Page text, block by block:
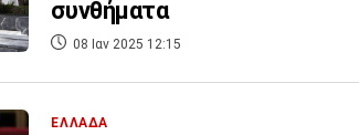
συνθήματα
08 Ιαν 2025 12:15
ΕΛΛΑΔΑ